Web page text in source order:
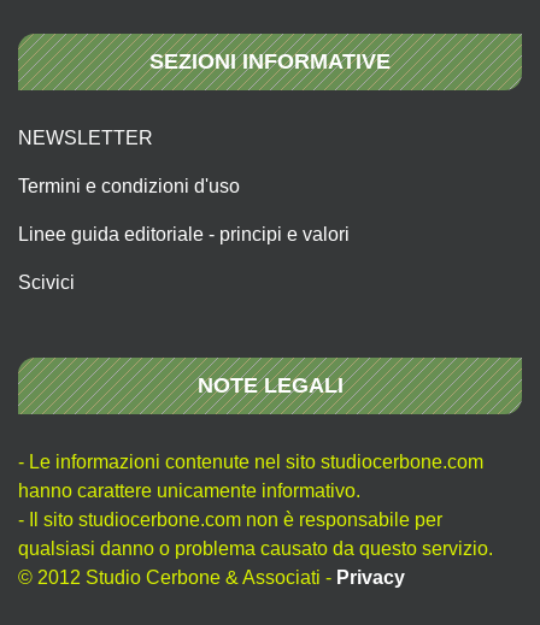
SEZIONI INFORMATIVE
NEWSLETTER
Termini e condizioni d'uso
Linee guida editoriale - principi e valori
Scivici
NOTE LEGALI
- Le informazioni contenute nel sito studiocerbone.com
hanno carattere unicamente informativo.
- Il sito studiocerbone.com non è responsabile per
qualsiasi danno o problema causato da questo servizio.
© 2012 Studio Cerbone & Associati - Privacy